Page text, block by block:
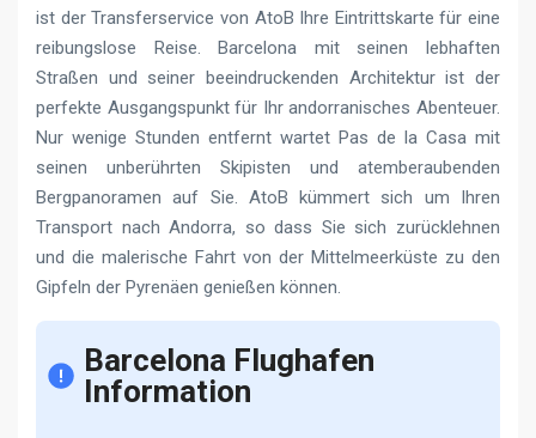
ist der Transferservice von AtoB Ihre Eintrittskarte für eine
reibungslose Reise. Barcelona mit seinen lebhaften
Straßen und seiner beeindruckenden Architektur ist der
perfekte Ausgangspunkt für Ihr andorranisches Abenteuer.
Nur wenige Stunden entfernt wartet Pas de la Casa mit
seinen unberührten Skipisten und atemberaubenden
Bergpanoramen auf Sie. AtoB kümmert sich um Ihren
Transport nach Andorra, so dass Sie sich zurücklehnen
und die malerische Fahrt von der Mittelmeerküste zu den
Gipfeln der Pyrenäen genießen können.
Barcelona Flughafen
Information